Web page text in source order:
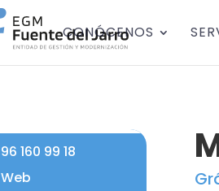
CONÓCENOS
96 160 99 18
Web